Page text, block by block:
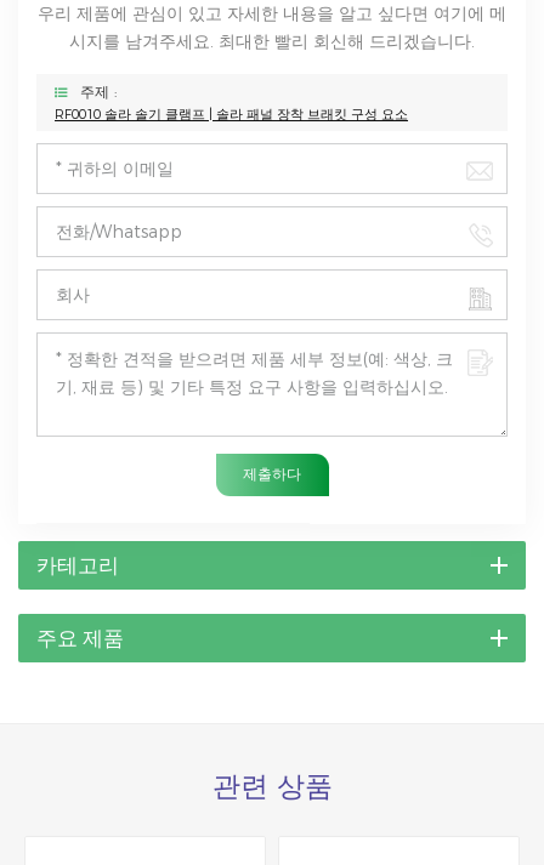
우리 제품에 관심이 있고 자세한 내용을 알고 싶다면 여기에 메
시지를 남겨주세요. 최대한 빨리 회신해 드리겠습니다.
주제 :
RF0010 솔라 솔기 클램프 | 솔라 패널 장착 브래킷 구성 요소
제출하다
카테고리
주요 제품
관련 상품